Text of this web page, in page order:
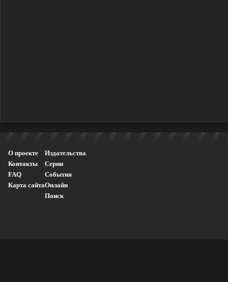
О проекте
Контакты
FAQ
Карта сайта
Издательства
Серии
События
Онлайн
Поиск